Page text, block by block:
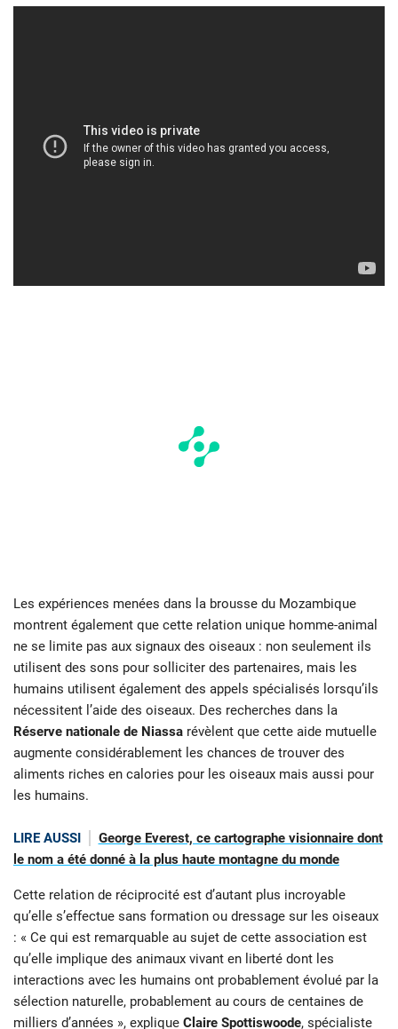
Les expériences menées dans la brousse du Mozambique
montrent également que cette relation unique homme-animal
ne se limite pas aux signaux des oiseaux : non seulement ils
utilisent des sons pour solliciter des partenaires, mais les
humains utilisent également des appels spécialisés lorsqu’ils
nécessitent l’aide des oiseaux. Des recherches dans la
Réserve nationale de Niassa révèlent que cette aide mutuelle
augmente considérablement les chances de trouver des
aliments riches en calories pour les oiseaux mais aussi pour
les humains.
LIRE AUSSI
George Everest, ce cartographe visionnaire dont
le nom a été donné à la plus haute montagne du monde
Cette relation de réciprocité est d’autant plus incroyable
qu’elle s’effectue sans formation ou dressage sur les oiseaux
: « Ce qui est remarquable au sujet de cette association est
qu’elle implique des animaux vivant en liberté dont les
interactions avec les humains ont probablement évolué par la
sélection naturelle, probablement au cours de centaines de
milliers d’années », explique Claire Spottiswoode, spécialiste